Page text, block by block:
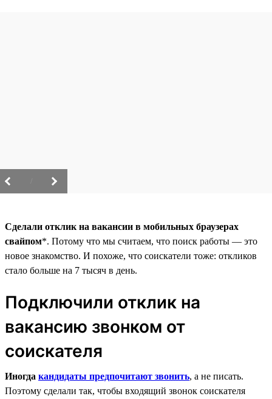
Сделали отклик на вакансии в мобильных браузерах
свайпом*. Потому что мы считаем, что поиск работы — это
новое знакомство. И похоже, что соискатели тоже: откликов
стало больше на 7 тысяч в день.
Подключили отклик на
вакансию звонком от
соискателя
Иногда кандидаты предпочитают звонить, а не писать.
Поэтому сделали так, чтобы входящий звонок соискателя